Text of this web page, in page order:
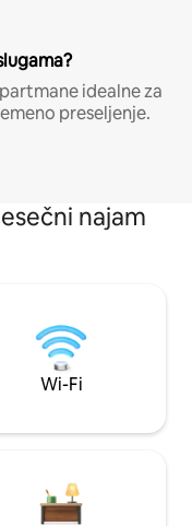
idealne za
preseljenje.
najam
Wi-Fi